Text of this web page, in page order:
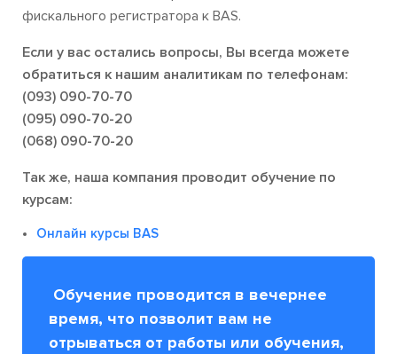
фискального регистратора к BAS.
Если у вас остались вопросы, Вы всегда можете
обратиться к нашим аналитикам по телефонам:
(093) 090-70-70
(095) 090-70-20
(068) 090-70-20
Так же, наша компания проводит обучение по
курсам:
Онлайн курсы BAS
Обучение проводится в вечернее
время, что позволит вам не
отрываться от работы или обучения,